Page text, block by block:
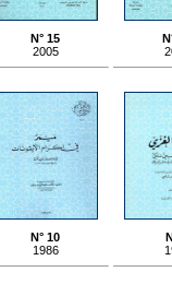
N° 15
2005
N° 10
1986